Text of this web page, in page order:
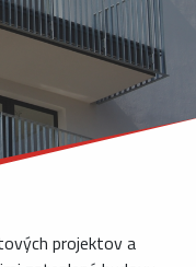
projektov a